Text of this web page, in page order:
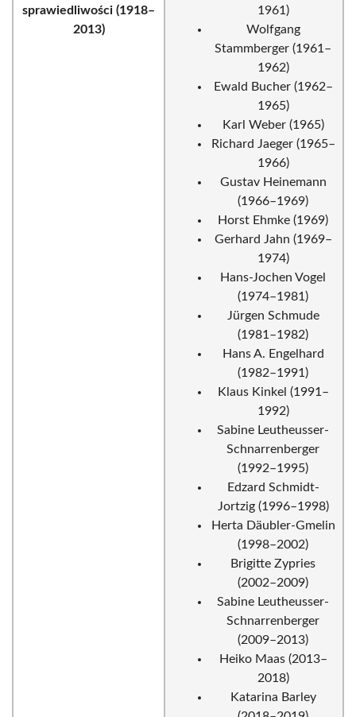
sprawiedliwości (1918–
2013)
1961)
Wolfgang
Stammberger (1961–
1962)
Ewald Bucher (1962–
1965)
Karl Weber (1965)
Richard Jaeger (1965–
1966)
Gustav Heinemann
(1966–1969)
Horst Ehmke (1969)
Gerhard Jahn (1969–
1974)
Hans-Jochen Vogel
(1974–1981)
Jürgen Schmude
(1981–1982)
Hans A. Engelhard
(1982–1991)
Klaus Kinkel (1991–
1992)
Sabine Leutheusser-
Schnarrenberger
(1992–1995)
Edzard Schmidt-
Jortzig (1996–1998)
Herta Däubler-Gmelin
(1998–2002)
Brigitte Zypries
(2002–2009)
Sabine Leutheusser-
Schnarrenberger
(2009–2013)
Heiko Maas (2013–
2018)
Katarina Barley